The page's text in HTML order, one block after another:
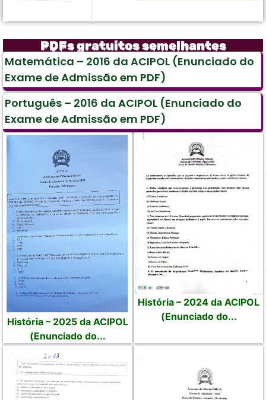
PDFs gratuitos semelhantes
Matemática – 2016 da ACIPOL (Enunciado do
Exame de Admissão em PDF)
Português – 2016 da ACIPOL (Enunciado do
Exame de Admissão em PDF)
História – 2025 da ACIPOL
(Enunciado do...
História – 2024 da ACIPOL
(Enunciado do...